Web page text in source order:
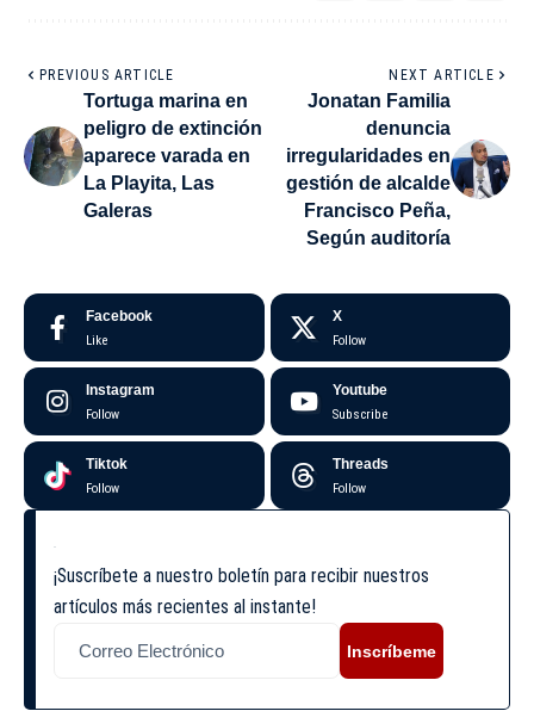
PREVIOUS ARTICLE
Tortuga marina en
peligro de extinción
aparece varada en
La Playita, Las
Galeras
NEXT ARTICLE
Jonatan Familia
denuncia
irregularidades en
gestión de alcalde
Francisco Peña,
Según auditoría
Facebook
Like
X
Follow
Instagram
Follow
Youtube
Subscribe
Tiktok
Follow
Threads
Follow
¡Suscríbete a nuestro boletín para recibir nuestros
artículos más recientes al instante!
Inscríbeme